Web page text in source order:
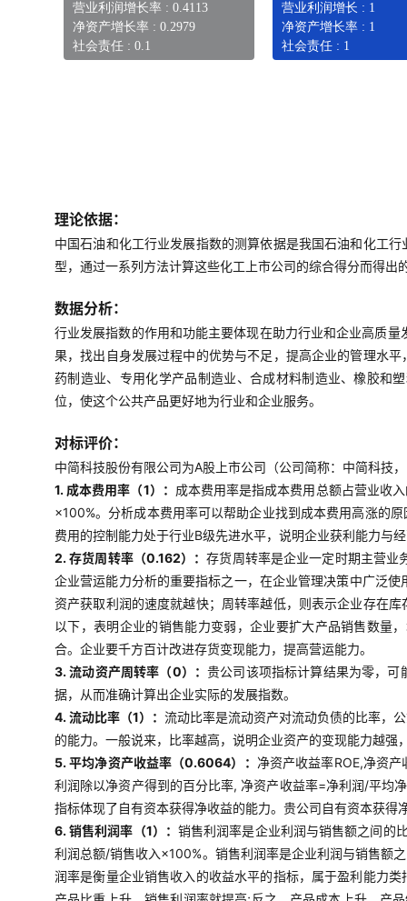
营业利润增长率 : 0.4113
净资产增长率 : 0.2979
社会责任 : 0.1
营业利润增长 : 1
净资产增长率 : 1
社会责任 : 1
理论依据：
中国石油和化工行业发展指数的测算依据是我国石油和化工
型，通过一系列方法计算这些化工上市公司的综合得分而得
数据分析：
行业发展指数的作用和功能主要体现在助力行业和企业高质
果，找出自身发展过程中的优势与不足，提高企业的管理水
药制造业、专用化学产品制造业、合成材料制造业、橡胶和
位，使这个公共产品更好地为行业和企业服务。
对标评价：
中简科技股份有限公司为A股上市公司（公司简称：中简科
1. 成本费用率（1）： 成本费用率是指成本费用总额占营业收
×100%。分析成本费用率可以帮助企业找到成本费用高涨的
费用的控制能力处于行业B级先进水平，说明企业获利能力与
2. 存货周转率（0.162）：存货周转率是企业一定时期主营业
企业营运能力分析的重要指标之一，在企业管理决策中广泛
资产获取利润的速度就越快；周转率越低，则表示企业存在
以下，表明企业的销售能力变弱，企业要扩大产品销售数量
合。企业要千方百计改进存货变现能力，提高营运能力。
3. 流动资产周转率（0）：贵公司该项指标计算结果为零，
据，从而准确计算出企业实际的发展指数。
4. 流动比率（1）： 流动比率是流动资产对流动负债的比率，
的能力。一般说来，比率越高，说明企业资产的变现能力越
5. 平均净资产收益率（0.6064）： 净资产收益率ROE,净资
利润除以净资产得到的百分比率, 净资产收益率=净利润/平均
指标体现了自有资本获得净收益的能力。贵公司自有资本获
6. 销售利润率（1）： 销售利润率是企业利润与销售额之间的
利润总额/销售收入×100%。销售利润率是企业利润与销售额
润率是衡量企业销售收入的收益水平的指标，属于盈利能力